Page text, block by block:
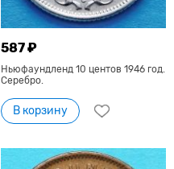
587 ₽
Ньюфаундленд 10 центов 1946 год.
Серебро.
В корзину